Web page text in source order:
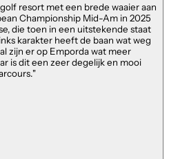
resort met een brede waaier aan
Championship Mid-Am in 2025
die toen in een uitstekende staat
karakter heeft de baan wat weg
zijn er op Emporda wat meer
is dit een zeer degelijk en mooi
"